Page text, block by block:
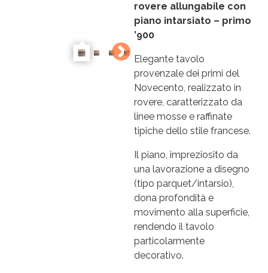
rovere allungabile con
piano intarsiato – primo
’900
Elegante tavolo
provenzale dei primi del
Novecento, realizzato in
rovere, caratterizzato da
linee mosse e raffinate
tipiche dello stile francese.
Il piano, impreziosito da
una lavorazione a disegno
(tipo parquet/intarsio),
dona profondità e
movimento alla superficie,
rendendo il tavolo
particolarmente
decorativo.